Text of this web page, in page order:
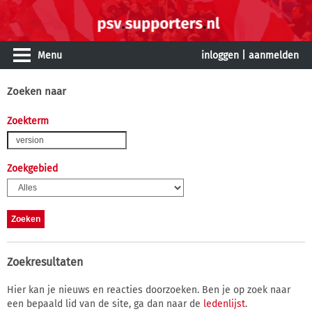
Menu inloggen aanmelden
Zoeken naar
Zoekterm
Zoekgebied
Zoekresultaten
Hier kan je nieuws en reacties doorzoeken. Ben je op zoek naar
een bepaald lid van de site, ga dan naar de ledenlijst.